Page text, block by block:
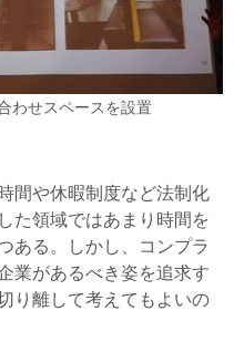
わせスペースを設置
間や休暇制度など法制化
た領域ではあまり時間を
ある。しかし、コンプラ
業があるべき姿を追求す
り離して考えてもよいの